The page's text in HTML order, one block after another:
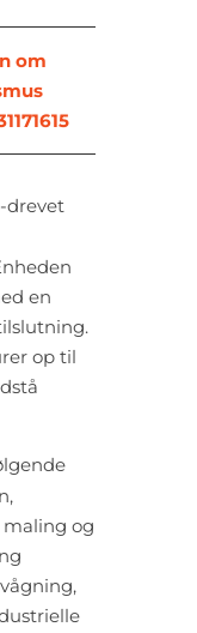
om
drevet
en
op til
maling og